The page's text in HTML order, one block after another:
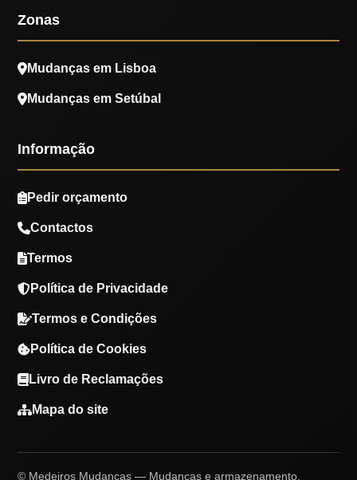
Zonas
Mudanças em Lisboa
Mudanças em Setúbal
Informação
Pedir orçamento
Contactos
Termos
Política de Privacidade
Termos e Condições
Política de Cookies
Livro de Reclamações
Mapa do site
© Medeiros Mudanças — Mudanças e armazenamento.